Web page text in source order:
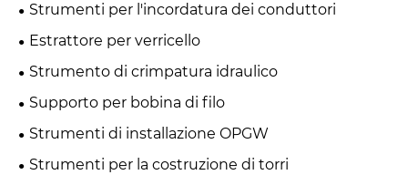
Strumenti per l'incordatura dei conduttori
Estrattore per verricello
Strumento di crimpatura idraulico
Supporto per bobina di filo
Strumenti di installazione OPGW
Strumenti per la costruzione di torri